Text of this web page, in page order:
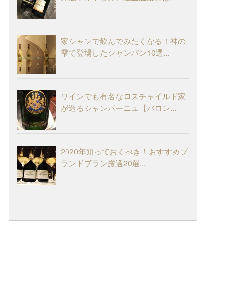
家シャンで飲んでみたくなる！神の
雫で登場したシャンパン10選...
ワインでも有名なロスチャイルド家
が造るシャンパーニュ【バロン...
2020年知っておくべき！おすすめブ
ランドブラン厳選20選...